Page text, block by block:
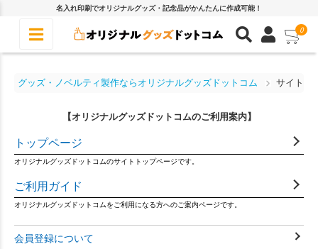
名入れ印刷でオリジナルグッズ・記念品がかんたんに作成可能！
0
グッズ・ノベルティ製作ならオリジナルグッズドットコム サイトマ
【オリジナルグッズドットコムのご利用案内】
トップページ
オリジナルグッズドットコムのサイトトップページです。
ご利用ガイド
オリジナルグッズドットコムをご利用になる方へのご案内ページです。
会員登録について